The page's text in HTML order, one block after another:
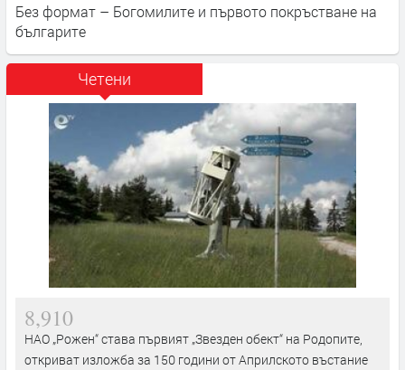
Без формат – Богомилите и първото покръстване на
българите
Четени
8,910
НАО „Рожен“ става първият „Звезден обект“ на Родопите,
откриват изложба за 150 години от Априлското въстание